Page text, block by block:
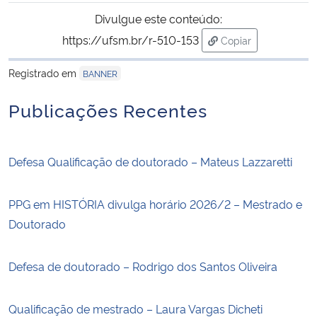
Ministério da Saúde
Ministério da Ciência, Tecnologia, Inovações e Comunicações
Ministério do Meio Ambiente
Ministério do Turismo
Controladoria-Geral da União
Ministério da Mulher, da Família e dos Direitos Humanos
Divulgue este conteúdo:
https://ufsm.br/r-510-153
Copiar
para área de
Registrado em
BANNER
Publicações Recentes
Defesa Qualificação de doutorado – Mateus Lazzaretti
PPG em HISTÓRIA divulga horário 2026/2 – Mestrado e
Doutorado
Defesa de doutorado – Rodrigo dos Santos Oliveira
Qualificação de mestrado – Laura Vargas Dicheti